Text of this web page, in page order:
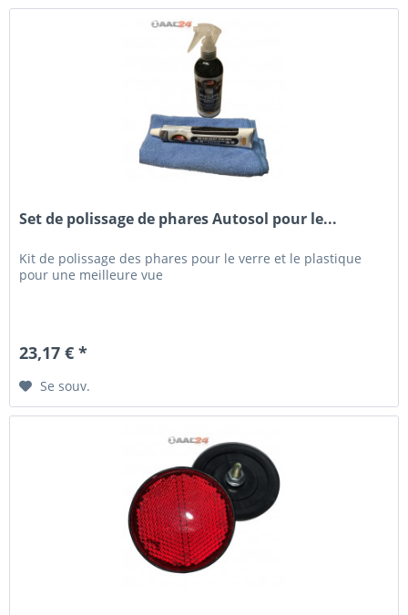
Set de polissage de phares Autosol pour le...
Kit de polissage des phares pour le verre et le plastique
pour une meilleure vue
23,17 € *
Se souv.